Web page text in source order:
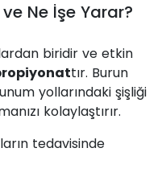
ve Ne İşe Yarar?
biridir ve etkin
tır. Burun
yollarındaki şişliği
kolaylaştırır.
tedavisinde